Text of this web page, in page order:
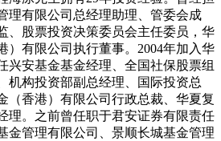
理有限公司总经理助理、管委会成
、股票投资决策委员会主任委员，华
）有限公司执行董事。2004年加入华
兴安基金基金经理、全国社保股票组
机构投资部副总经理、国际投资总
（香港）有限公司行政总裁、华夏复
理。之前曾任职于君安证券有限责任
金管理有限公司、景顺长城基金管理